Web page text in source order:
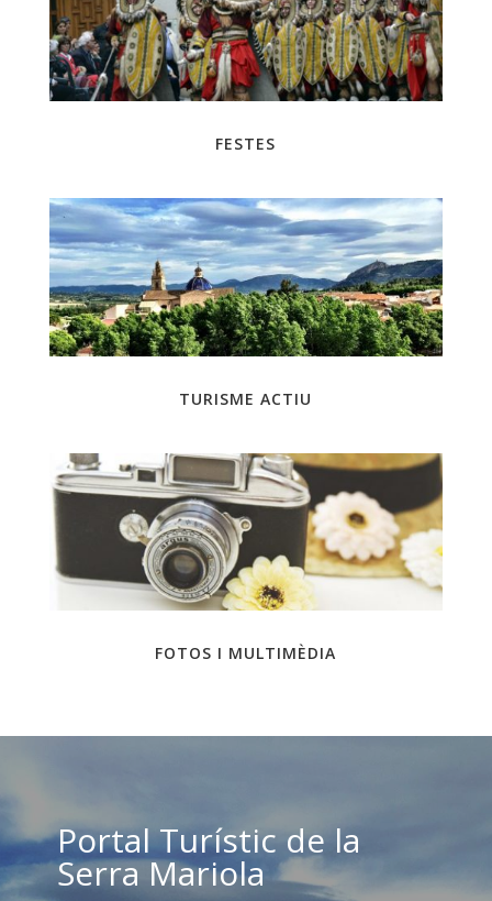
FESTES
TURISME ACTIU
FOTOS I MULTIMÈDIA
Portal Turístic de la
Serra Mariola